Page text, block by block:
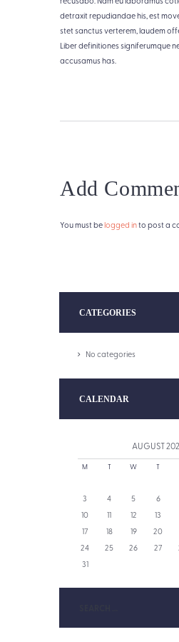
detraxit repudiandae his, est
stet sanctus verterem, laudem
Liber definitiones signiferumque
accusamus has.
Add
You must belogged into post a
CATEGORIES
No categories
CALENDAR
AUGUST
M T W T
3
4 5 6
10
11 12 13
17
18 19 20
24
25 26 27
31